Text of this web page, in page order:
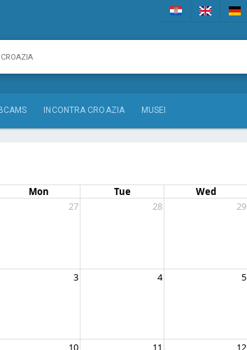
INCONTRA CROAZIA MUSEI
Mon Tue Wed
27 28 29
3 4 5
10 11 12